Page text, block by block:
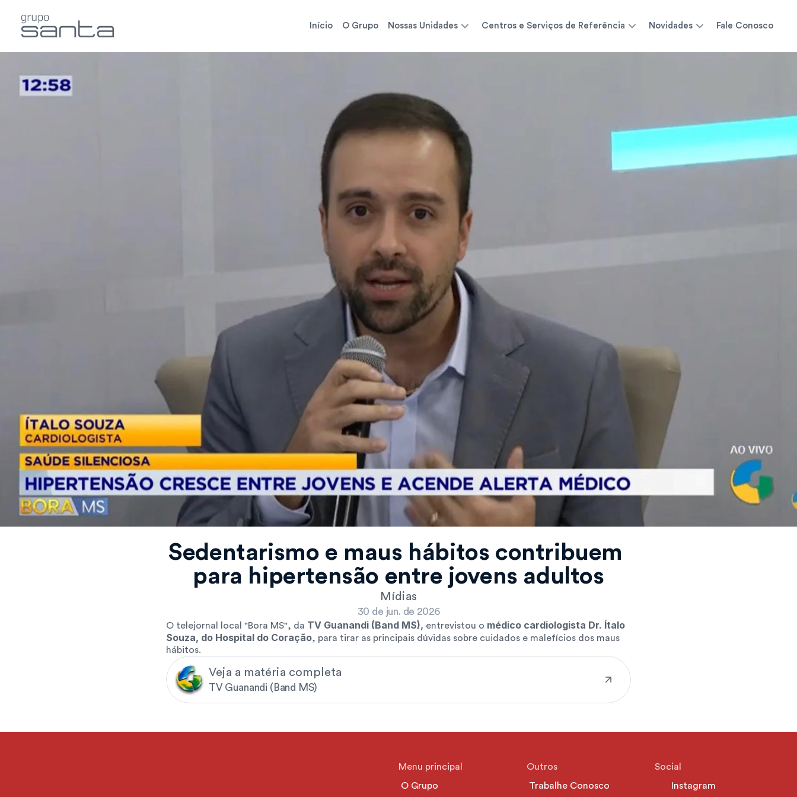
Início O Grupo Nossas Unidades Centros e Serviços de Referência Novidades Fale Conosco
Sedentarismo e maus hábitos contribuem
para hipertensão entre jovens adultos
Mídias
30 de jun. de 2026
O telejornal local "Bora MS", da TV Guanandi (Band MS), entrevistou o médico cardiologista Dr. Ítalo
Souza, do Hospital do Coração, para tirar as principais dúvidas sobre cuidados e malefícios dos maus
hábitos.
Veja a matéria completa
TV Guanandi (Band MS)
Menu principal
O Grupo
Outros
Trabalhe Conosco
Social
Instagram